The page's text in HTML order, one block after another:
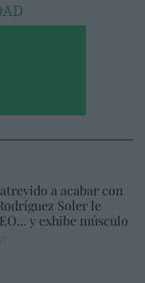
a acabar con
Soler le
y exhibe músculo